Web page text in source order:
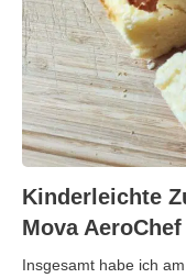
Kinderleichte
Mova AeroChef
Insgesamt habe ich